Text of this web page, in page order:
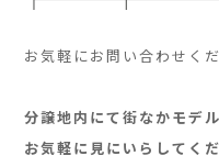
お気軽にお問い合わせくだ
分譲地内にて街なかモデ
お気軽に見にいらしてくだ